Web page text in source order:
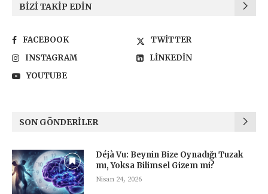
BIZI TAKIP EDIN
FACEBOOK
TWITTER
INSTAGRAM
LINKEDIN
YOUTUBE
SON GÖNDERILER
Déjà Vu: Beynin Bize Oynadığı Tuzak
mı, Yoksa Bilimsel Gizem mi?
Nisan 24, 2026